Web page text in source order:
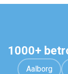
1000+
Aalborg